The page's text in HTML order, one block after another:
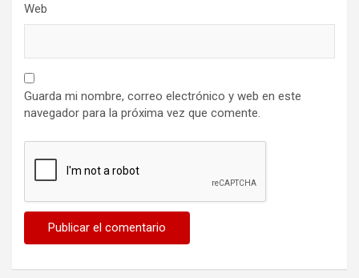
Web
Guarda mi nombre, correo electrónico y web en este
navegador para la próxima vez que comente.